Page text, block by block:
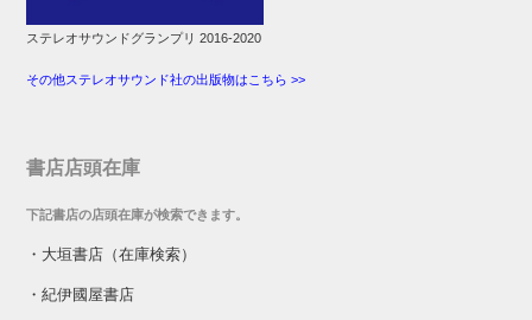
ステレオサウンドグランプリ 2016-2020
その他ステレオサウンド社の出版物はこちら >>
書店店頭在庫
下記書店の店頭在庫が検索できます。
・ 大垣書店（在庫検索）
・紀伊國屋書店